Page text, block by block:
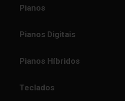
Pianos
Pianos Digitais
Pianos Híbridos
Teclados